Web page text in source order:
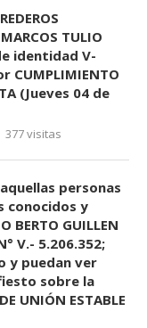
TULIO
identidad V-
CUMPLIMIENTO
(Jueves 04 de
377 visitas
aquellas personas
conocidos y
BERTO GUILLEN
V.- 5.206.352;
y puedan ver
sobre la
UNIÓN ESTABLE